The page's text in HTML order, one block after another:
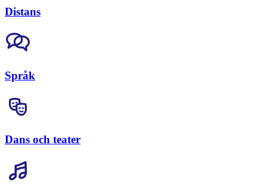
Distans
Språk
Dans och teater